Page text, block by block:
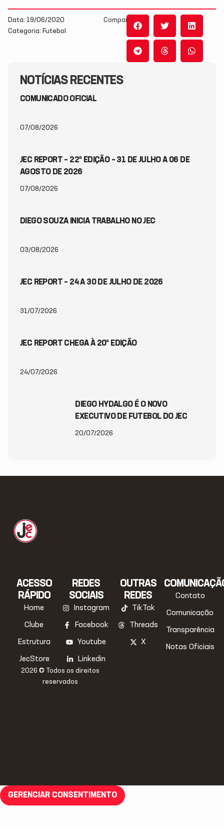
NOTÍCIAS RECENTES
COMUNICADO OFICIAL
07/08/2026
JEC REPORT – 22ª EDIÇÃO – 31 DE JULHO A 06 DE
AGOSTO DE 2026
07/08/2026
DIEGO SOUZA INICIA TRABALHO NO JEC
03/08/2026
JEC REPORT – 24 A 30 DE JULHO DE 2026
31/07/2026
JEC REPORT CHEGA À 20ª EDIÇÃO
24/07/2026
DIEGO HYDALGO É O NOVO
EXECUTIVO DE FUTEBOL DO JEC
20/07/2026
Data: 19/06/2020
Categoria: Futebol
Compartilhe:
ACESSO
RÁPIDO
Home
Clube
Estrutura
JecStore
REDES
SOCIAIS
Instagram
Facebook
Youtube
Linkedin
OUTRAS
REDES
TikTok
Threads
X
Contato
Comunicação
Transparência
Notas Oficiais
2026 © Todos os direitos
reservados
GERENCIAR CONSENTIMENTO